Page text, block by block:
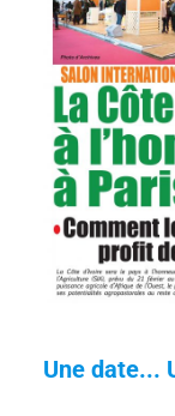
Une date...